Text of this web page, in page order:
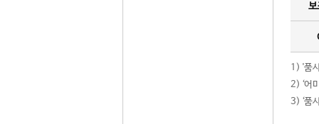
보
1) '품
2) ‘어
3) ‘품